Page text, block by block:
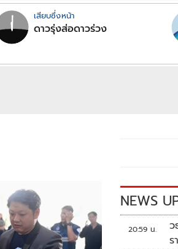
เสียบซึ่งหน้า
ดาวรุ่งส่อดาวร่วง
NEWS
20:59 น.
ว
ร